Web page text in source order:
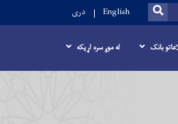
SEARCH
English دری
بانک له موږ سره اړیکه